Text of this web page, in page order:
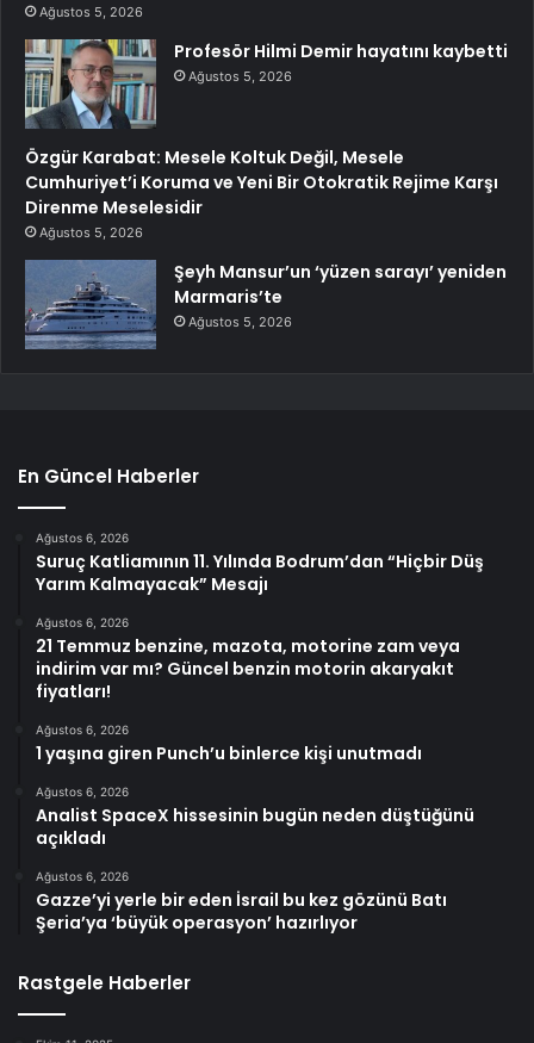
Ağustos 5, 2026
Profesör Hilmi Demir hayatını kaybetti
Ağustos 5, 2026
Özgür Karabat: Mesele Koltuk Değil, Mesele
Cumhuriyet’i Koruma ve Yeni Bir Otokratik Rejime Karşı
Direnme Meselesidir
Ağustos 5, 2026
Şeyh Mansur’un ‘yüzen sarayı’ yeniden
Marmaris’te
Ağustos 5, 2026
En Güncel Haberler
Ağustos 6, 2026
Suruç Katliamının 11. Yılında Bodrum’dan “Hiçbir Düş
Yarım Kalmayacak” Mesajı
Ağustos 6, 2026
21 Temmuz benzine, mazota, motorine zam veya
indirim var mı? Güncel benzin motorin akaryakıt
fiyatları!
Ağustos 6, 2026
1 yaşına giren Punch’u binlerce kişi unutmadı
Ağustos 6, 2026
Analist SpaceX hissesinin bugün neden düştüğünü
açıkladı
Ağustos 6, 2026
Gazze’yi yerle bir eden İsrail bu kez gözünü Batı
Şeria’ya ‘büyük operasyon’ hazırlıyor
Rastgele Haberler